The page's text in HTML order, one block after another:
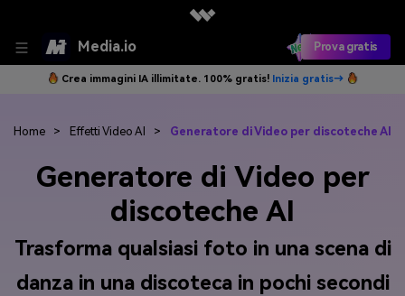
Media.io Prova gratis
Crea immagini IA illimitate. 100% gratis! Inizia gratis→
Home > Effetti Video AI > Generatore di Video per discoteche AI
Generatore di Video per
discoteche AI
Trasforma qualsiasi foto in una scena di
danza in una discoteca in pochi secondi